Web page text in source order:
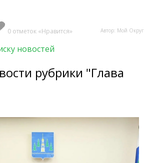
0 отметок «Нравится» Автор: Мой Округ
новостей
рубрики "Глава